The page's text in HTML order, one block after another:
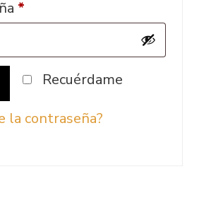
*
Recuérdame
la contraseña?